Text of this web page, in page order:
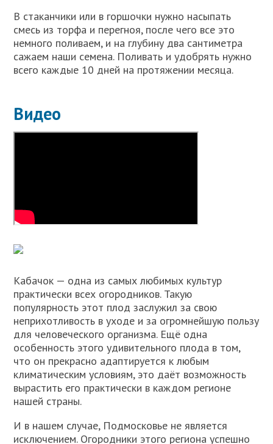
В стаканчики или в горшочки нужно насыпать
смесь из торфа и перегноя, после чего все это
немного поливаем, и на глубину два сантиметра
сажаем наши семена. Поливать и удобрять нужно
всего каждые 10 дней на протяжении месяца.
Видео
Кабачок — одна из самых любимых культур
практически всех огородников. Такую
популярность этот плод заслужил за свою
неприхотливость в уходе и за огромнейшую пользу
для человеческого организма. Ещё одна
особенность этого удивительного плода в том,
что он прекрасно адаптируется к любым
климатическим условиям, это даёт возможность
вырастить его практически в каждом регионе
нашей страны.
И в нашем случае, Подмосковье не является
исключением. Огородники этого региона успешно